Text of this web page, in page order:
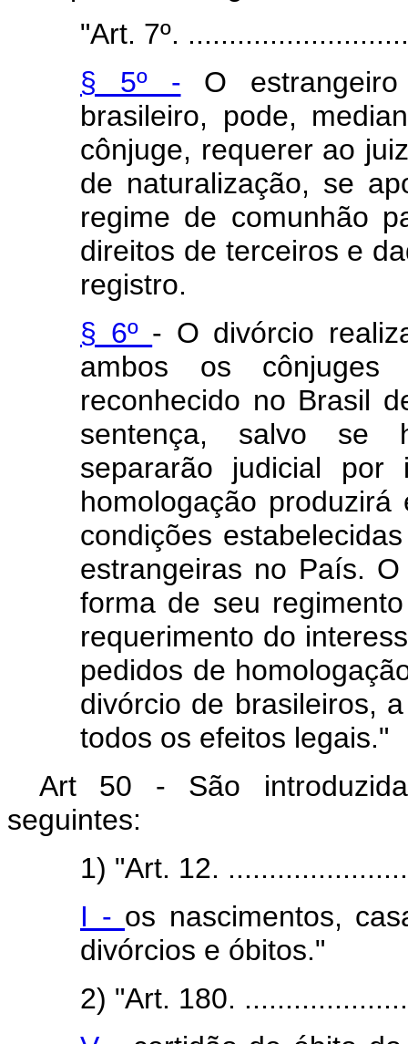
"Art. 7º.
§ 5º - O
brasileiro, pode,
cônjuge, requerer ao
de naturalização, se
regime de comunhão
direitos de terceiros e
registro.
§ 6º - O divórcio
ambos os cônjuges
reconhecido no Brasil
sentença, salvo se
separarão judicial
homologação
condições
estrangeiras no País.
forma de seu
requerimento do
pedidos de
divórcio de brasileiros,
todos os efeitos legais."
Art 50 - São
seguintes:
1) "Art. 12.
I - os nascimentos,
divórcios e óbitos."
2) "Art. 180.